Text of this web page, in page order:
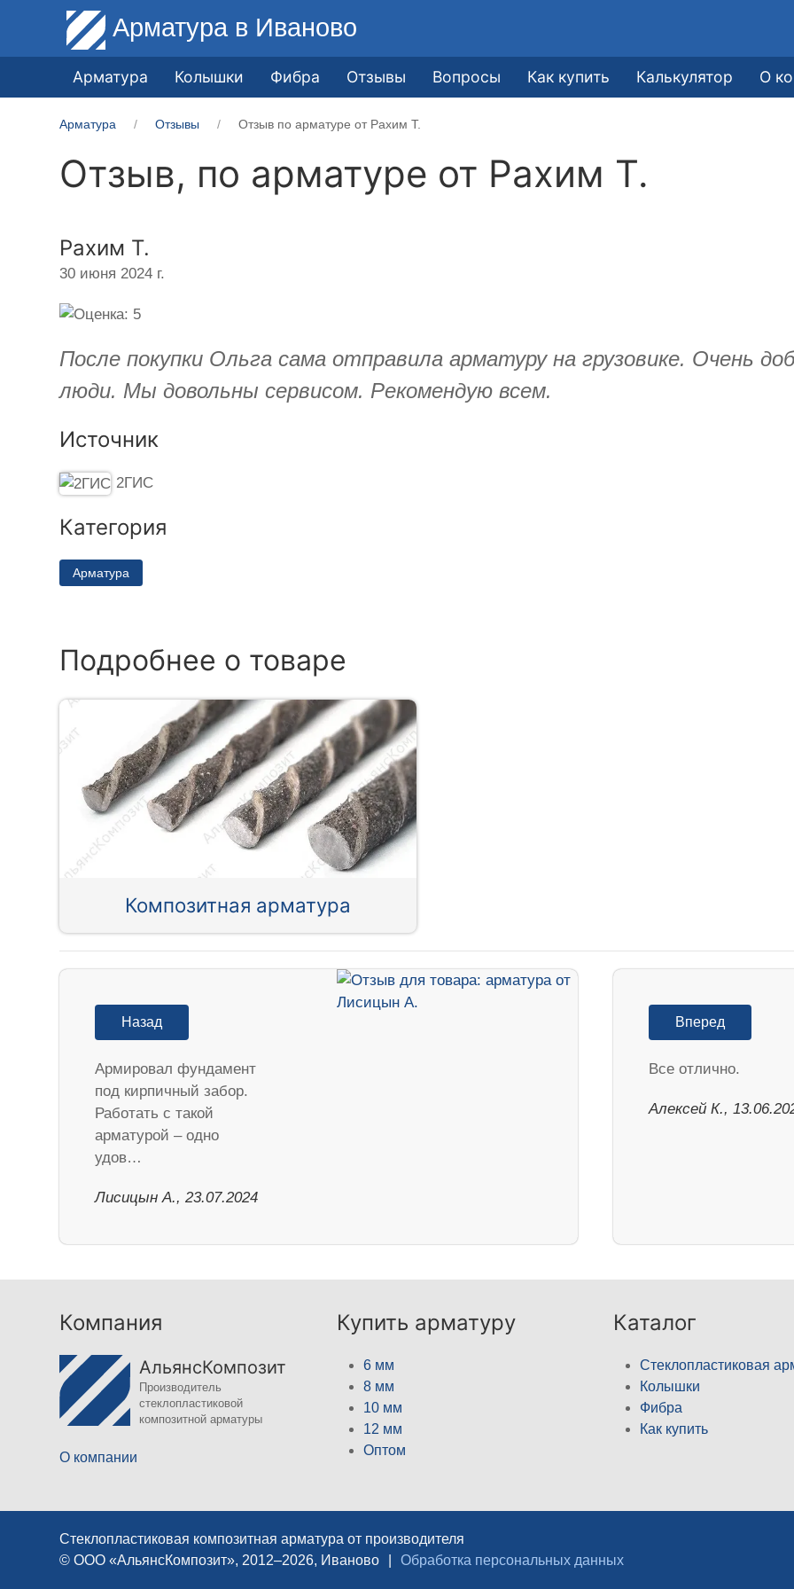
Арматура в Иваново
Арматура Колышки Фибра Отзывы Вопросы Как купить Калькулятор О
Арматура Отзывы Отзыв по арматуре от Рахим Т.
Отзыв, по арматуре от Рахим Т.
Рахим Т.
30 июня 2024 г.
После покупки Ольга сама отправила арматуру на грузовике. Очень
люди. Мы довольны сервисом. Рекомендую всем.
Источник
2ГИС
Категория
Арматура
Подробнее о товаре
Композитная арматура
Назад
Армировал фундамент
под кирпичный забор.
Работать с такой
арматурой – одно
удов…
Лисицын А., 23.07.2024
Вперед
Все отлично.
Алексей К.,
Компания
АльянсКомпозит
Производитель
стеклопластиковой
композитной арматуры
О компании
Купить арматуру
6 мм
8 мм
10 мм
12 мм
Оптом
Каталог
Стеклопластиковая
Колышки
Фибра
Как купить
Стеклопластиковая композитная арматура от производителя
© ООО «АльянсКомпозит», 2012–2026, Иваново
Обработка персональных данных